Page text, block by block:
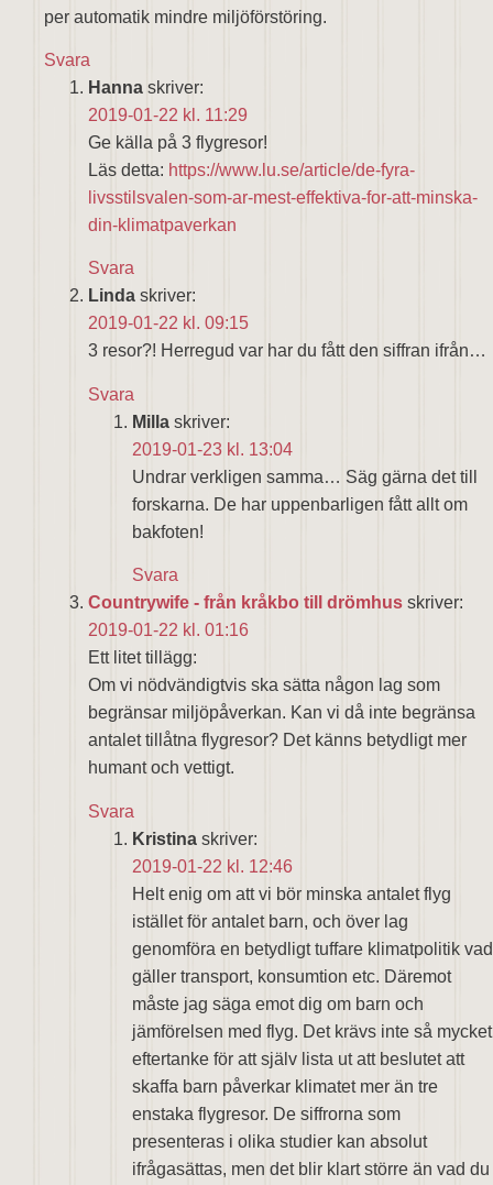
per automatik mindre miljöförstöring.
Svara
Hanna skriver:
2019-01-22 kl. 11:29
Ge källa på 3 flygresor!
Läs detta: https://www.lu.se/article/de-fyra-
livsstilsvalen-som-ar-mest-effektiva-for-att-minska-
din-klimatpaverkan
Svara
Linda skriver:
2019-01-22 kl. 09:15
3 resor?! Herregud var har du fått den siffran ifrån…
Svara
Milla skriver:
2019-01-23 kl. 13:04
Undrar verkligen samma… Säg gärna det till
forskarna. De har uppenbarligen fått allt om
bakfoten!
Svara
Countrywife - från kråkbo till drömhus skriver:
2019-01-22 kl. 01:16
Ett litet tillägg:
Om vi nödvändigtvis ska sätta någon lag som
begränsar miljöpåverkan. Kan vi då inte begränsa
antalet tillåtna flygresor? Det känns betydligt mer
humant och vettigt.
Svara
Kristina skriver:
2019-01-22 kl. 12:46
Helt enig om att vi bör minska antalet flyg
istället för antalet barn, och över lag
genomföra en betydligt tuffare klimatpolitik vad
gäller transport, konsumtion etc. Däremot
måste jag säga emot dig om barn och
jämförelsen med flyg. Det krävs inte så mycket
eftertanke för att själv lista ut att beslutet att
skaffa barn påverkar klimatet mer än tre
enstaka flygresor. De siffrorna som
presenteras i olika studier kan absolut
ifrågasättas, men det blir klart större än vad du